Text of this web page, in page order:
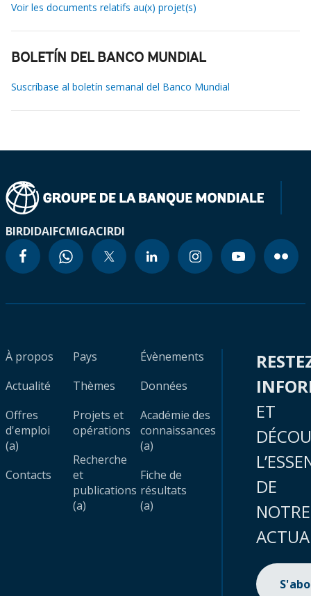
Voir les documents relatifs au(x) projet(s)
BOLETÍN DEL BANCO MUNDIAL
Suscríbase al boletín semanal del Banco Mundial
BIRDIDAIFCMIGACIRDI
À propos
Actualité
Offres
d'emploi
(a)
Contacts
Pays
Thèmes
Projets et
opérations
Recherche
et
publications
(a)
Évènements
Données
Académie des
connaissances
(a)
Fiche de
résultats
(a)
ET
DE
NOTRE